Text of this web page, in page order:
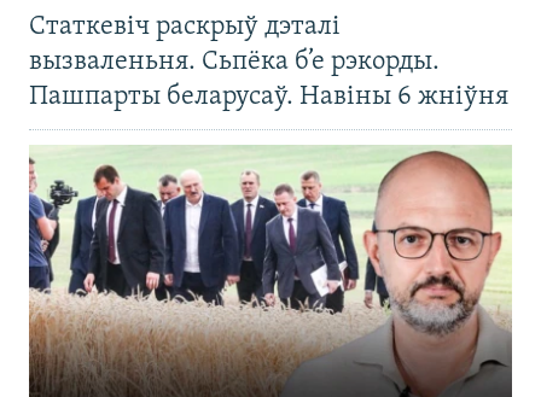
Статкевіч раскрыў дэталі
вызваленьня. Сьпёка б’е рэкорды.
Пашпарты беларусаў. Навіны 6 жніўня